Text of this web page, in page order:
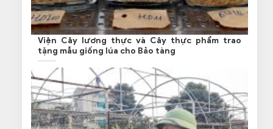
Viện Cây lương thực và Cây thực phẩm trao
tặng mẫu giống lúa cho Bảo tàng